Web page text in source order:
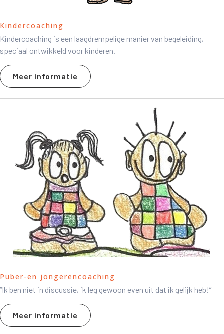
Kindercoaching
Kindercoaching is een laagdrempelige manier van begeleiding,
speciaal ontwikkeld voor kinderen.
Meer informatie
Puber-en jongerencoaching
“Ik ben niet in discussie, ik leg gewoon even uit dat ik gelijk heb!”
Meer informatie